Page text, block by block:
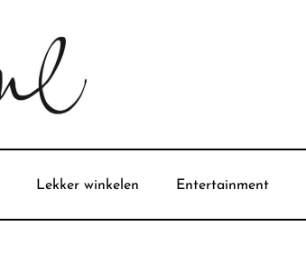
Lekker winkelen Entertainment